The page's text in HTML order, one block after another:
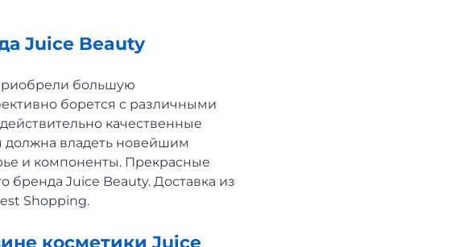
Juice Beauty
большую
борется с различными
качественные
должна владеть новейшим
и компоненты. Прекрасные
бренда Juice Beauty. Доставка из
Shopping.
косметики Juice